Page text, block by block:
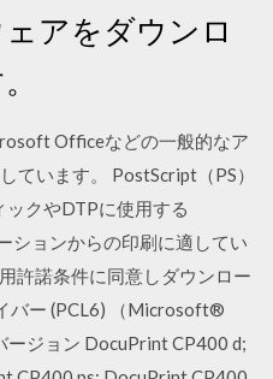
アをダウンロ
Officeなどの一般的なア
ています。 PostScript（PS）
ックやDTPに使用する
ションからの印刷に適してい
許諾条件に同意しダウンロー
バー (PCL6) （Microsoft®
ージョン DocuPrint CP400 d;